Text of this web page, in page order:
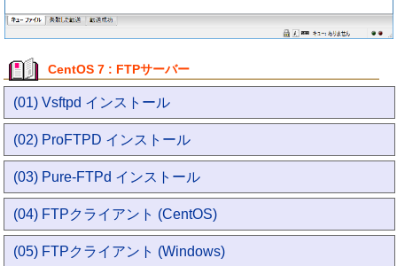
CentOS 7 : FTPサーバー
(01) Vsftpd インストール
(02) ProFTPD インストール
(03) Pure-FTPd インストール
(04) FTPクライアント (CentOS)
(05) FTPクライアント (Windows)